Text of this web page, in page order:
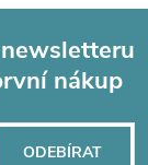
nákup
ODEBÍRAT